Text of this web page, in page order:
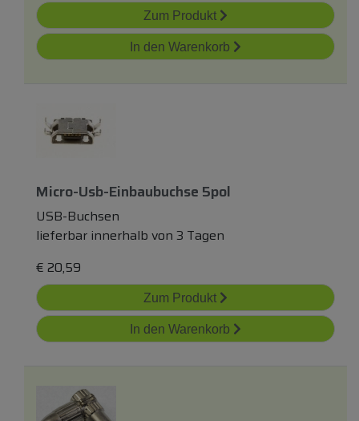
Zum Produkt
In den Warenkorb
Micro-Usb-Einbaubuchse 5pol
USB-Buchsen
lieferbar innerhalb von 3 Tagen
€ 20,59
Zum Produkt
In den Warenkorb